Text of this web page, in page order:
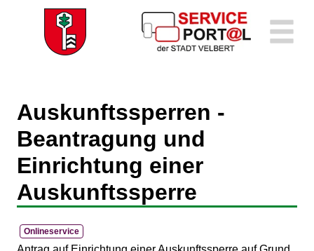
Zum Hauptinhalt springen
Zum Header
Zum Hauptinhalt
Zum Footer
Auskunftssperren -
Beantragung und
Einrichtung einer
Auskunftssperre
Onlineservice